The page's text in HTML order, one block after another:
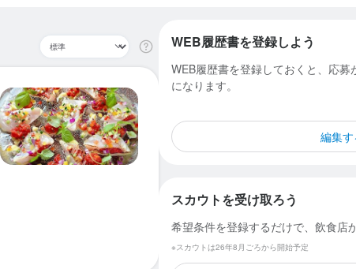
WEB履歴書を登録しよう
WEB履歴書を登録しておくと、応募
になります。
編集す
スカウトを受け取ろう
希望条件を登録するだけで、飲食店
※スカウトは26年8月ごろから開始予定